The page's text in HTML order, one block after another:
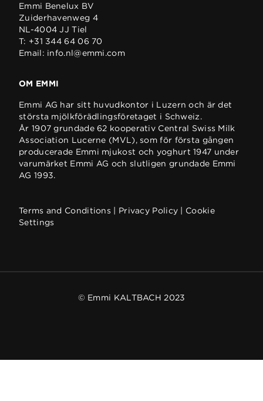
Emmi Benelux BV
Zuiderhavenweg 4
NL-4004 JJ Tiel
T: +31 344 64 06 70
Email: info.nl@emmi.com
OM EMMI
Emmi AG har sitt huvudkontor i Luzern och är det
största mjölkförädlingsföretaget i Schweiz.
År 1907 grundade 62 kooperativ Central Swiss Milk
Association Lucerne (MVL), som för första gången
producerade Emmi mjukost och yoghurt 1947 under
varumärket Emmi AG och slutligen grundade Emmi
AG 1993.
Terms and Conditions Privacy Policy
Cookie
Settings
© Emmi KALTBACH 2023
CONFIRM MY SELECTION